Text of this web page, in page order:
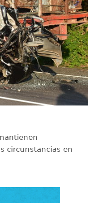
circunstancias en